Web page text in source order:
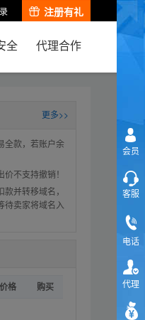
注册有礼
全 代理合作
更多>>
全款，若账户余
不支持撤销！
并转移域名，
待卖家将域名入
格 购买
会员
客服
电话
代理